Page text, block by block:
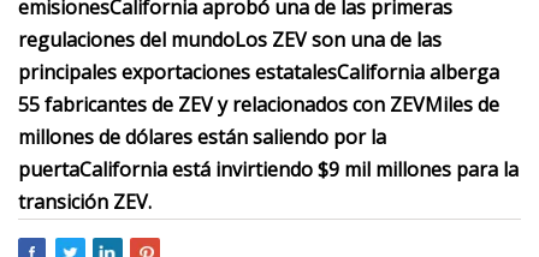
emisionesCalifornia aprobó una de las primeras
regulaciones del mundoLos ZEV son una de las
principales exportaciones estatalesCalifornia alberga
55 fabricantes de ZEV y relacionados con ZEVMiles de
millones de dólares están saliendo por la
puertaCalifornia está invirtiendo $9 mil millones para la
transición ZEV.